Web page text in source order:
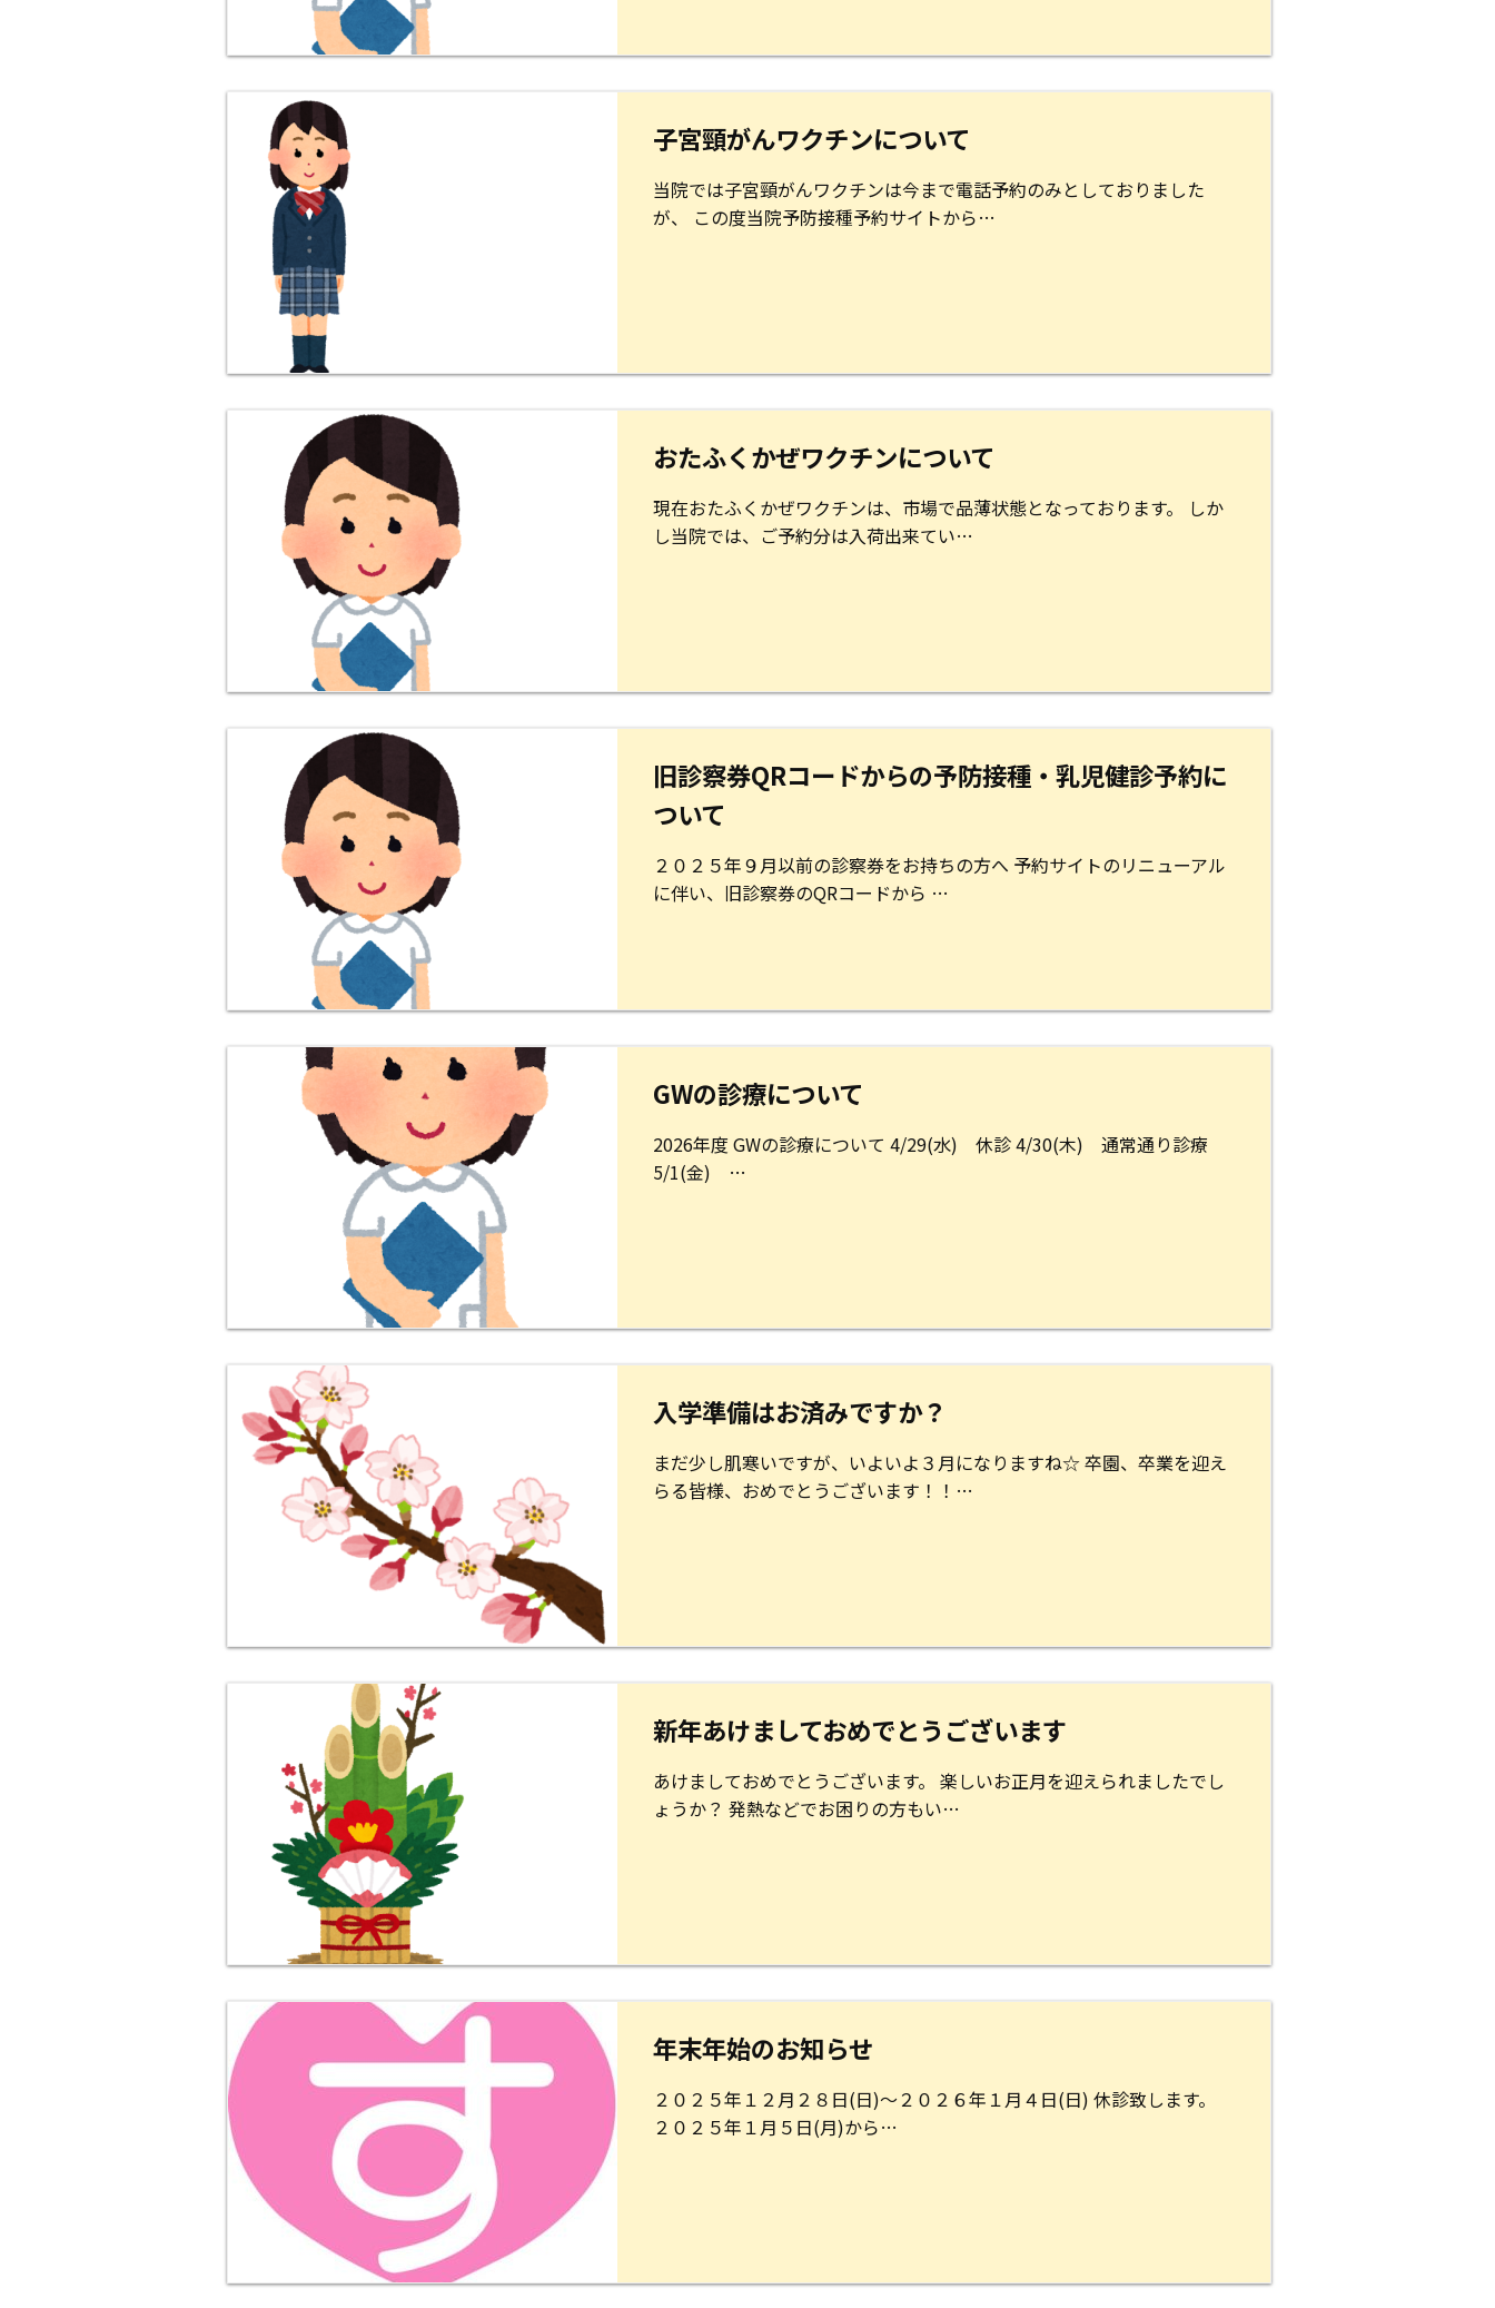
子宮頸がんワクチンについて
当院では子宮頸がんワクチンは今まで電話予約のみとしておりました
が、 この度当院予防接種予約サイトから…
おたふくかぜワクチンについて
現在おたふくかぜワクチンは、市場で品薄状態となっております。 しか
し当院では、ご予約分は入荷出来てい…
旧診察券QRコードからの予防接種・乳児健診予約に
ついて
２０２５年９月以前の診察券をお持ちの方へ 予約サイトのリニューアル
に伴い、旧診察券のQRコードから …
GWの診療について
2026年度 GWの診療について 4/29(水) 休診 4/30(木) 通常通り診療
5/1(金) …
入学準備はお済みですか？
まだ少し肌寒いですが、いよいよ３月になりますね☆ 卒園、卒業を迎え
らる皆様、おめでとうございます！！…
新年あけましておめでとうございます
あけましておめでとうございます。 楽しいお正月を迎えられましたでし
ょうか？ 発熱などでお困りの方もい…
年末年始のお知らせ
２０２５年１２月２８日(日)～２０２６年１月４日(日) 休診致します。
２０２５年１月５日(月)から…